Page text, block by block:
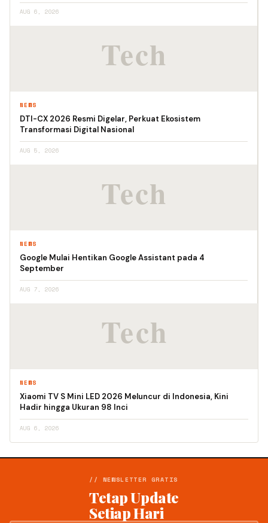
AUG 6, 2026
NEWS
DTI-CX 2026 Resmi Digelar, Perkuat Ekosistem
Transformasi Digital Nasional
AUG 5, 2026
NEWS
Google Mulai Hentikan Google Assistant pada 4
September
AUG 7, 2026
NEWS
Xiaomi TV S Mini LED 2026 Meluncur di Indonesia, Kini
Hadir hingga Ukuran 98 Inci
AUG 6, 2026
// NEWSLETTER GRATIS
Tetap Update
Setiap Hari